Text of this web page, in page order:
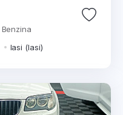
Benzina
Iasi (Iasi)